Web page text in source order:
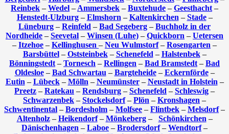
Reinbek – Wedel – Ammersbek – Buxtehude – Geesthacht –
Henstedt-Ulzburg– Elmshorn – Kaltenkirchen – Stade–
Lüneburg – Reinfeld – Bad Segeberg – Buchholz in der
Nordheide – Seevetal – Winsen (Luhe) – Quickborn – Uetersen
– Itzehoe – Kellinghusen – Neu Wulmstorf– Rosengarten –
Barsbüttel– Oststeinbek– Schenefeld – Halstenbek–
Bönningstedt – Tornesch – Rellingen – Bad Bramstedt – Bad
Oldesloe– Bad Schwartau – Bargteheide– Eckernförde–
Eutin – Lübeck– Mölln – Neumünster– Neustadt in Holstein –
Preetz – Ratekau – Rendsburg – Schenefeld – Schleswig –
Schwarzenbek – Stockelsdorf– Plön – Kronshagen –
Schwentinental – Bordesholm – Molfsee – Flintbek – Melsdorf–
Altenholz– Heikendorf– Mönkeberg– Schönkirchen –
Dänischenhagen – Laboe – Brodersdorf– Wendtorf–